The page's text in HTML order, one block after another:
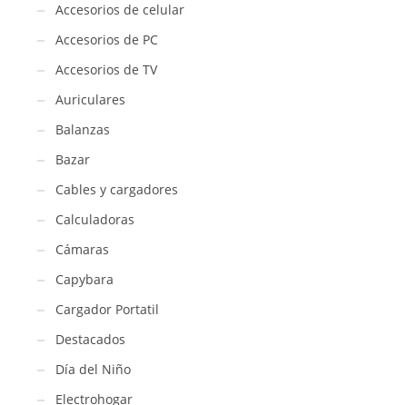
Accesorios de celular
Accesorios de PC
Accesorios de TV
Auriculares
Balanzas
Bazar
Cables y cargadores
Calculadoras
Cámaras
Capybara
Cargador Portatil
Destacados
Día del Niño
Electrohogar